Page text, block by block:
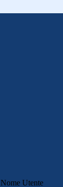
Nome Utente